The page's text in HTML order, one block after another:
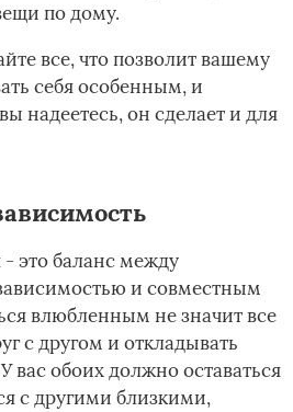
по дому.
все, что позволит вашему
себя особенным, и
надеетесь, он сделает и для
это баланс между
и совместным
влюбленным не значит все
с другом и откладывать
вас обоих должно оставаться
с другими близкими,